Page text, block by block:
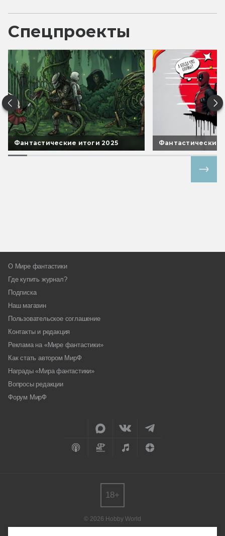
Спецпроекты
Фантастические итоги 2025 Фантастические
О Мире фантастики
Где купить журнал?
Подписка
Наш магазин
Пользовательское соглашение
Контакты и редакция
Реклама на «Мире фантастики»
Как стать автором МирФ
Награды «Мира фантастики»
Вопросы редакции
Форум МирФ
© 2026 Hobby World
18+